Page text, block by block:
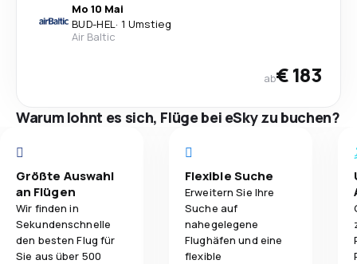
Mo 10 Mai
BUD-HEL· 1 Umstieg
Air Baltic
ab€ 183
Warum lohnt es sich, Flüge bei eSky zu buchen?
Größte Auswahl
an Flügen
Wir finden in
Sekundenschnelle
den besten Flug für
Sie aus über 500
Flexible Suche
Erweitern Sie Ihre
Suche auf
nahegelegene
Flughäfen und eine
flexible